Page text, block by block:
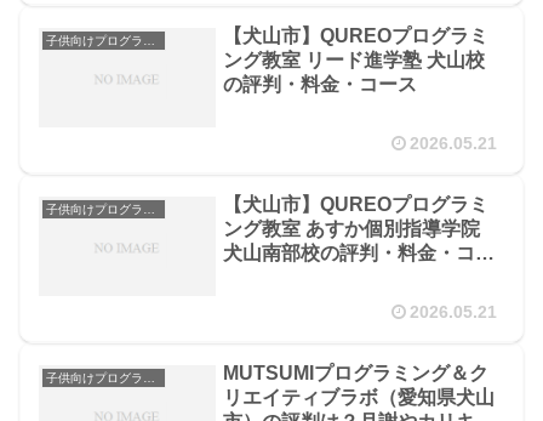
【犬山市】QUREOプログラミ
ング教室 リード進学塾 犬山校
の評判・料金・コース
2026.05.21
【犬山市】QUREOプログラミ
ング教室 あすか個別指導学院
犬山南部校の評判・料金・コー
2026.05.21
MUTSUMIプログラミング＆ク
リエイティブラボ（愛知県犬山